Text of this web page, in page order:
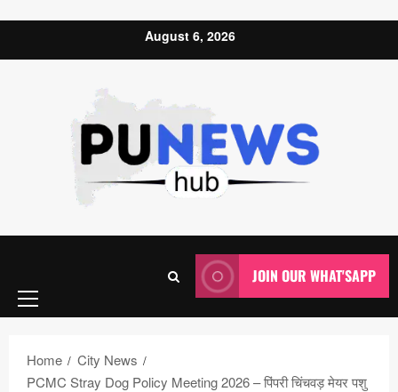
August 6, 2026
JOIN OUR WHAT'SAPP
Home
City News
PCMC Stray Dog Policy Meeting 2026 – पिंपरी चिंचवड़ मेयर पशु